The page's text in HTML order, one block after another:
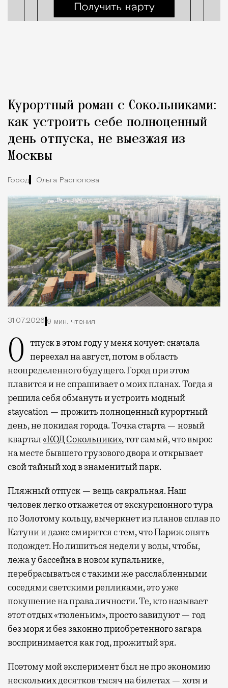
Курортный роман с Сокольниками:
как устроить себе полноценный
день отпуска, не выезжая из
Москвы
Город Ольга Распопова
31.07.2026 9 мин. чтения
Отпуск в этом году у меня кочует: сначала переехал на август, потом в область
неопределенного будущего. Город при этом
плавится и не спрашивает о моих планах. Тогда я
решила себя обмануть и устроить модный
staycation — прожить полноценный курортный
день, не покидая города. Точка старта — новый
квартал«КОД Сокольники», тот самый, что вырос
на месте бывшего грузового двора и открывает
свой тайный ход в знаменитый парк.
Пляжный отпуск — вещь сакральная. Наш
человек легко откажется от экскурсионного тура
по Золотому кольцу, вычеркнет из планов сплав по
Катуни и даже смирится с тем, что Париж опять
подождет. Но лишиться недели у воды, чтобы,
лежа у бассейна в новом купальнике,
перебрасываться с такими же расслабленными
соседями светскими репликами, это уже
покушение на права личности. Те, кто называет
этот отдых «тюленьим», просто завидуют — год
без моря и без законно приобретенного загара
воспринимается как год, прожитый зря.
Поэтому мой эксперимент был не про экономию
нескольких десятков тысяч на билетах — хотя и